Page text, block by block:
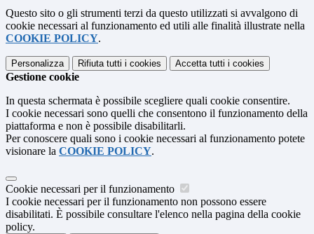
Questo sito o gli strumenti terzi da questo utilizzati si avvalgono di
cookie necessari al funzionamento ed utili alle finalità illustrate nella
COOKIE POLICY.
Personalizza Rifiuta tutti i cookies Accetta tutti i cookies
Gestione cookie
In questa schermata è possibile scegliere quali cookie consentire.
I cookie necessari sono quelli che consentono il funzionamento della
piattaforma e non è possibile disabilitarli.
Per conoscere quali sono i cookie necessari al funzionamento potete
visionare la COOKIE POLICY.
Cookie necessari per il funzionamento
I cookie necessari per il funzionamento non possono essere
disabilitati. È possibile consultare l'elenco nella pagina della cookie
policy.